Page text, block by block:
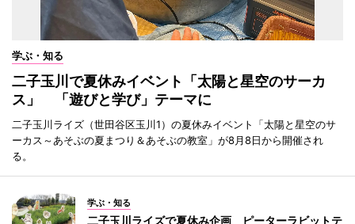
学ぶ・知る
二子玉川で夏休みイベント「太陽と星空のサーカ
ス」 「遊びと学び」テーマに
二子玉川ライズ（世田谷区玉川1）の夏休みイベント「太陽と星空のサ
ーカス～あそぶの夏まつり＆あそぶの教室」が8月8日から開催され
る。
学ぶ・知る
二子玉川ライズで夏休み企画 ピーターラビットテ